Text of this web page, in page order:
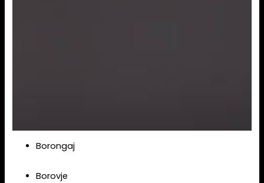
Borongaj
Borovje